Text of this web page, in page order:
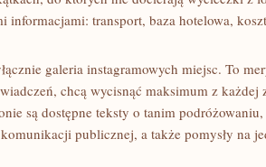
informacjami: transport, baza hotelowa,
galeria instagramowych miejsc. To
chcą wycisnąć maksimum z każdej
są dostępne teksty o tanim
publicznej, a także pomysły na